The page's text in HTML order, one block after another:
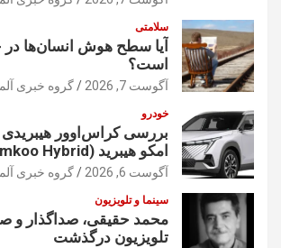
سلامتی
آیا سطح هوش انسان‌ها
است؟
آگوست 7, 2026 گروه خبری
خودرو
بررسی کراس‌اوور
امکو هیبرید (GAC Emkoo Hybrid)
آگوست 6, 2026 گروه خبری
سینما و تلویزیون
محمد حقیقی، صداگذار و
تلویزیون درگذشت